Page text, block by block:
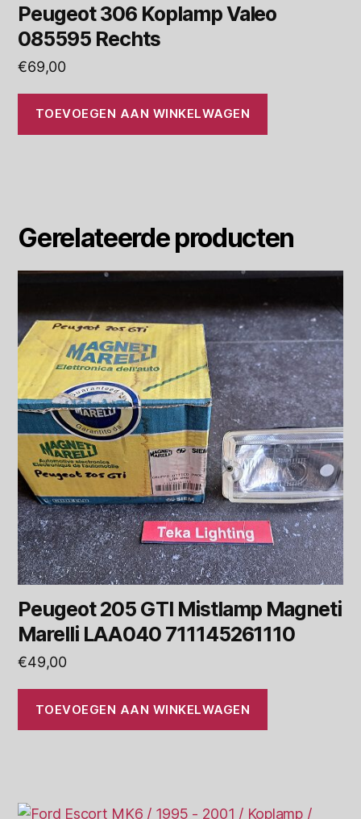
Peugeot 306 Koplamp Valeo
085595 Rechts
€69,00
TOEVOEGEN AAN WINKELWAGEN
Gerelateerde producten
Peugeot 205 GTI Mistlamp Magneti
Marelli LAA040 711145261110
€49,00
TOEVOEGEN AAN WINKELWAGEN